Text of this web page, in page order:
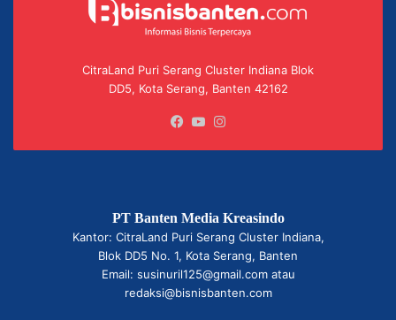
CitraLand Puri Serang Cluster Indiana Blok
DD5, Kota Serang, Banten 42162
Facebook
YouTube
PT Banten Media Kreasindo
Kantor: CitraLand Puri Serang Cluster Indiana,
Blok DD5 No. 1, Kota Serang, Banten
Email: susinuril125@gmail.com atau
redaksi@bisnisbanten.com